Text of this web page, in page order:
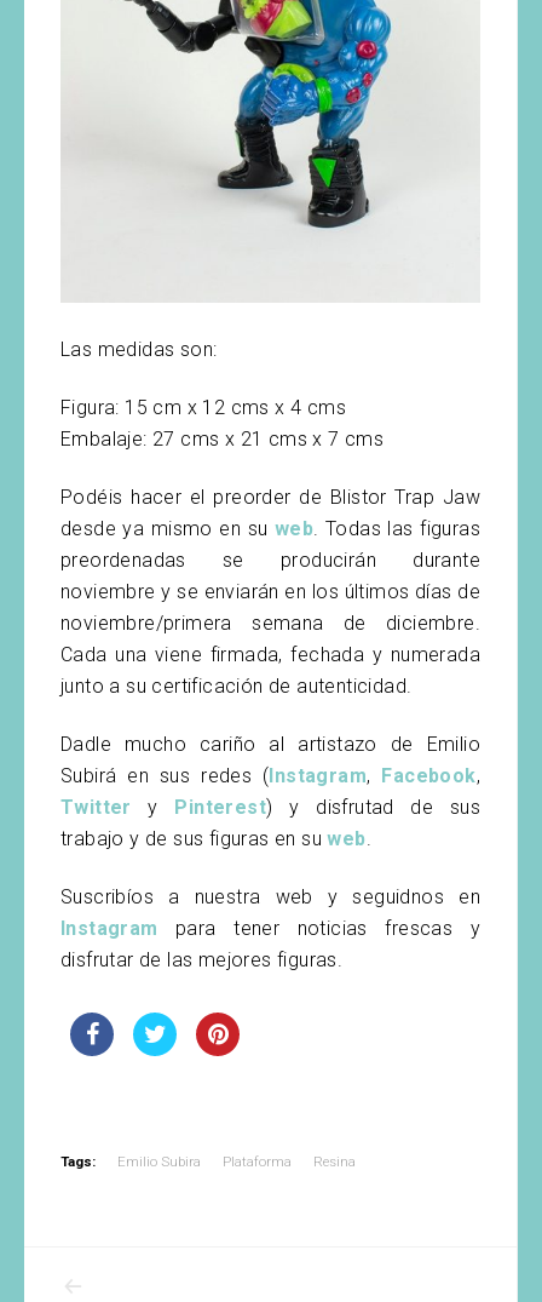
Las medidas son:
Figura: 15 cm x 12 cms x 4 cms
Embalaje: 27 cms x 21 cms x 7 cms
Podéis hacer el preorder de Blistor Trap Jaw
desde ya mismo en su web. Todas las figuras
preordenadas se producirán durante
noviembre y se enviarán en los últimos días de
noviembre/primera semana de diciembre.
Cada una viene firmada, fechada y numerada
junto a su certificación de autenticidad.
Dadle mucho cariño al artistazo de Emilio
Subirá en sus redes (Instagram, Facebook,
Twitter y Pinterest) y disfrutad de sus
trabajo y de sus figuras en suweb.
Suscribíos a nuestra web y seguidnos en
Instagram para tener noticias frescas y
disfrutar de las mejores figuras.
Tags: Emilio Subira Plataforma Resina